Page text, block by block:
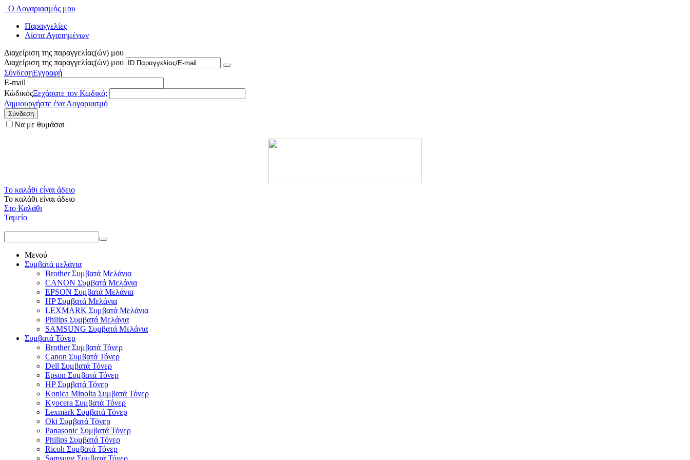
Ο Λογαριασμός μου
Παραγγελίες
Λίστα Αγαπημένων
Διαχείριση της παραγγελίας(ών) μου
Διαχείριση της παραγγελίας(ών) μου
ΣύνδεσηΕγγραφή
E-mail
ΚώδικόςΞεχάσατε τον Κωδικό;
Δημιουργήστε ένα Λογαριασμό
Σύνδεση
Να με θυμάσαι
Το καλάθι είναι άδειο
Το καλάθι είναι άδειο
Στο Καλάθι
Ταμείο
Μενού
Συμβατά μελάνια
Brother Συμβατά Μελάνια
CANON Συμβατά Μελάνια
EPSON Συμβατά Μελάνια
HP Συμβατά Μελάνια
LEXMARK Συμβατά Μελάνια
Philips Συμβατά Μελάνια
SAMSUNG Συμβατά Μελάνια
Συμβατά Τόνερ
Brother Συμβατά Τόνερ
Canon Συμβατά Τόνερ
Dell Συμβατά Τόνερ
Epson Συμβατά Τόνερ
HP Συμβατά Τόνερ
Konica Minolta Συμβατά Τόνερ
Kyocera Συμβατά Τόνερ
Lexmark Συμβατά Τόνερ
Oki Συμβατά Τόνερ
Panasonic Συμβατά Τόνερ
Philips Συμβατά Τόνερ
Ricoh Συμβατά Τόνερ
Samsung Συμβατά Τόνερ